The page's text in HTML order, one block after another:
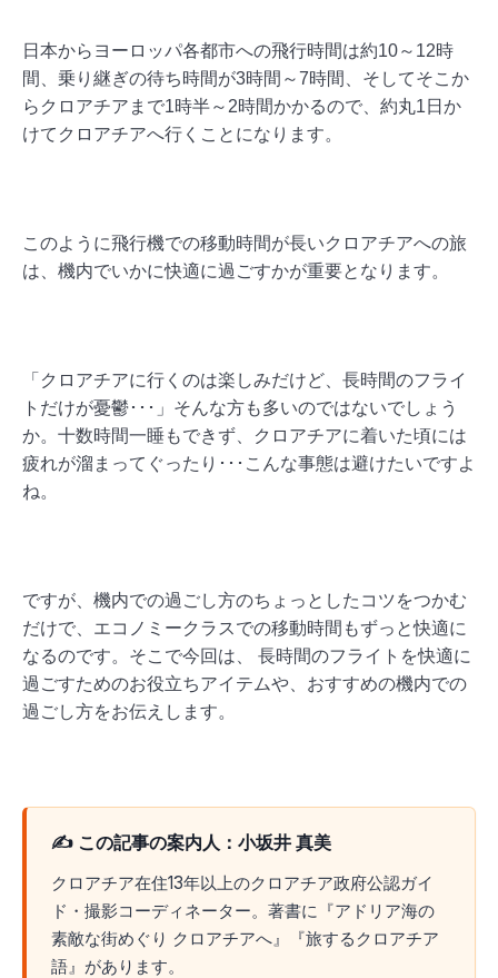
日本からヨーロッパ各都市への飛行時間は約10～12時
間、乗り継ぎの待ち時間が3時間～7時間、そしてそこか
らクロアチアまで1時半～2時間かかるので、約丸1日か
けてクロアチアへ行くことになります。
このように飛行機での移動時間が長いクロアチアへの旅
は、機内でいかに快適に過ごすかが重要となります。
「クロアチアに行くのは楽しみだけど、長時間のフライ
トだけが憂鬱･･･」そんな方も多いのではないでしょう
か。十数時間一睡もできず、クロアチアに着いた頃には
疲れが溜まってぐったり･･･こんな事態は避けたいですよ
ね。
ですが、機内での過ごし方のちょっとしたコツをつかむ
だけで、エコノミークラスでの移動時間もずっと快適に
なるのです。そこで今回は、 長時間のフライトを快適に
過ごすためのお役立ちアイテムや、おすすめの機内での
過ごし方をお伝えします。
✍️ この記事の案内人：小坂井 真美
クロアチア在住13年以上のクロアチア政府公認ガイ
ド・撮影コーディネーター。著書に『アドリア海の
素敵な街めぐり クロアチアへ』『旅するクロアチア
語』があります。